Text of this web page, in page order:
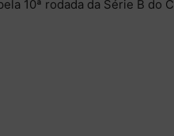
10ª rodada da Série B do